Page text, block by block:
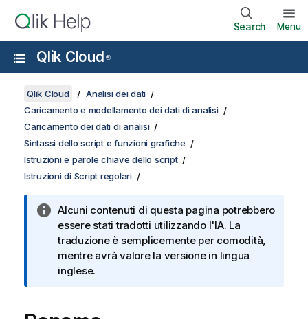
Search Menu
Qlik Cloud ®
Qlik Cloud
Analisi dei dati
Caricamento e modellamento dei dati di analisi
Caricamento dei dati di analisi
Sintassi dello script e funzioni grafiche
Istruzioni e parole chiave dello script
Istruzioni di Script regolari
Alcuni contenuti di questa pagina potrebbero
essere stati tradotti utilizzando l'IA. La
traduzione è semplicemente per comodità,
mentre avrà valore la versione in lingua
inglese.